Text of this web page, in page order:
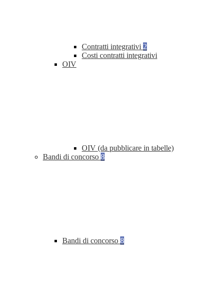
Contratti integrativi 2
Costi contratti integrativi
OIV
OIV (da pubblicare in tabelle)
Bandi di concorso 8
Bandi di concorso 8